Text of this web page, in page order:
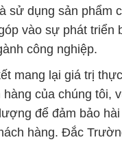
sử dụng sản phẩm
vào sự phát triển
công nghiệp.
mang lại giá trị
hàng của chúng tôi,
để đảm bảo
hàng. Đắc